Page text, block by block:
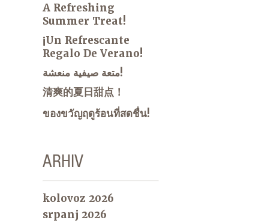
A Refreshing
Summer Treat!
¡Un Refrescante
Regalo De Verano!
متعة صيفية منعشة!
清爽的夏日甜点！
ของขวัญฤดูร้อนที่สดชื่น!
ARHIV
kolovoz 2026
srpanj 2026